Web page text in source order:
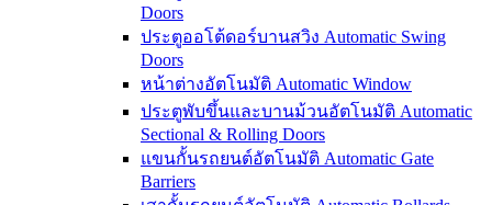
Doors
ประตูออโต้ดอร์บานสวิง Automatic Swing
Doors
หน้าต่างอัตโนมัติ Automatic Window
ประตูพับขึ้นและบานม้วนอัตโนมัติ Automatic
Sectional & Rolling Doors
แขนกั้นรถยนต์อัตโนมัติ Automatic Gate
Barriers